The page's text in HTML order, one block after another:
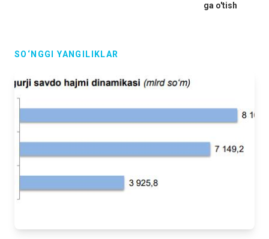
ga o'tish
SO‘NGGI YANGILIKLAR